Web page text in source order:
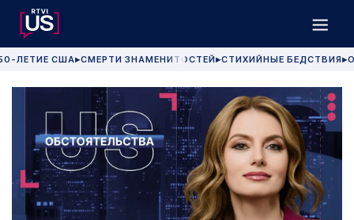
ЛЕТИЕ США▶СМЕРТИ ЗНАМЕНИТОСТЕЙ▶СТИХИЙНЫЕ БЕДСТВИЯ▶